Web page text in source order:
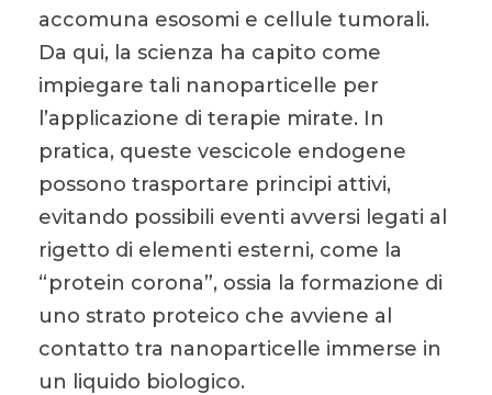
accomuna esosomi e cellule tumorali.
Da qui, la scienza ha capito come
impiegare tali nanoparticelle per
l’applicazione di terapie mirate. In
pratica, queste vescicole endogene
possono trasportare principi attivi,
evitando possibili eventi avversi legati al
rigetto di elementi esterni, come la
“protein corona”, ossia la formazione di
uno strato proteico che avviene al
contatto tra nanoparticelle immerse in
un liquido biologico.